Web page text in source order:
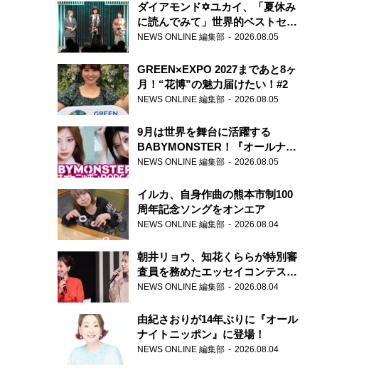
ダイアモンド✡ユカイ、「夏休み
に読んでみて」世界的ベストセラ
ー『アナスタシア』を紹介
NEWS ONLINE 編集部 2026.08.05
GREEN×EXPO 2027まであと8ヶ
月！“花博”の魅力届けたい！#2
NEWS ONLINE 編集部 2026.08.05
9月は世界を舞台に活躍する
BABYMONSTER！『オールナイ
トニッポンPODCAST』月替わり
NEWS ONLINE 編集部 2026.08.05
イルカ、自身作曲の熊本市制100
周年記念ソングをオンエア
NEWS ONLINE 編集部 2026.08.04
朝井リョウ、知花くららが特別審
査員を務めたエッセイコンテスト
の特別番組「#いまあなたに伝え
NEWS ONLINE 編集部 2026.08.04
由紀さおりが14年ぶりに『オール
ナイトニッポン』に登場！
NEWS ONLINE 編集部 2026.08.04